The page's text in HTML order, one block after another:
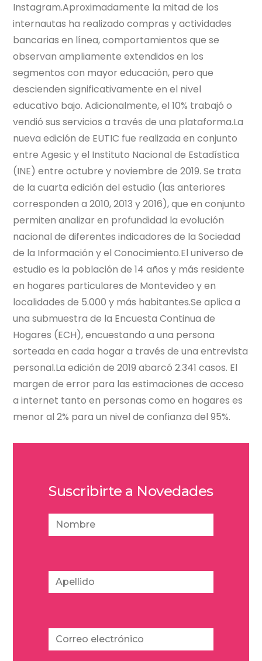
Instagram.Aproximadamente la mitad de los
internautas ha realizado compras y actividades
bancarias en línea, comportamientos que se
observan ampliamente extendidos en los
segmentos con mayor educación, pero que
descienden significativamente en el nivel
educativo bajo. Adicionalmente, el 10% trabajó o
vendió sus servicios a través de una plataforma.La
nueva edición de EUTIC fue realizada en conjunto
entre Agesic y el Instituto Nacional de Estadística
(INE) entre octubre y noviembre de 2019. Se trata
de la cuarta edición del estudio (las anteriores
corresponden a 2010, 2013 y 2016), que en conjunto
permiten analizar en profundidad la evolución
nacional de diferentes indicadores de la Sociedad
de la Información y el Conocimiento.El universo de
estudio es la población de 14 años y más residente
en hogares particulares de Montevideo y en
localidades de 5.000 y más habitantes.Se aplica a
una submuestra de la Encuesta Continua de
Hogares (ECH), encuestando a una persona
sorteada en cada hogar a través de una entrevista
personal.La edición de 2019 abarcó 2.341 casos. El
margen de error para las estimaciones de acceso
a internet tanto en personas como en hogares es
menor al 2% para un nivel de confianza del 95%.
Suscribirte a Novedades